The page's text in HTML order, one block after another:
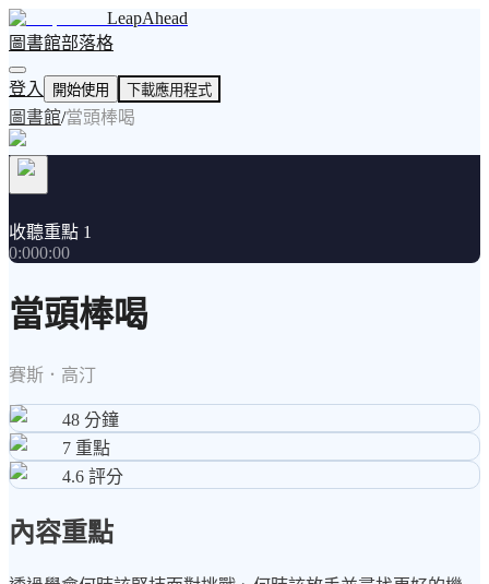
LeapAhead
圖書館部落格
登入 開始使用 下載應用程式
圖書館/當頭棒喝
收聽重點 1
0:000:00
當頭棒喝
賽斯．高汀
48 分鐘
7 重點
4.6 評分
內容重點